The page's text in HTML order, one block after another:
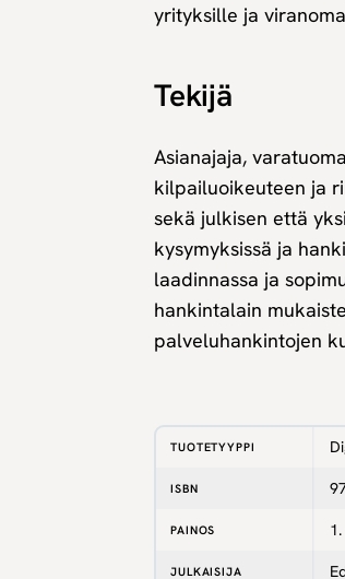
yrityksille ja
Tekijä
Asianajaja,
kilpailuoikeuteen ja
sekä julkisen että
kysymyksissä ja
laadinnassa ja
hankintalain
palveluhankintojen
TUOTETYYPPI
ISBN
PAINOS 1.
JULKAISIJA